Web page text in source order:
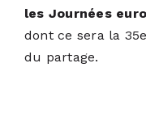
les Journées
dont ce sera la
du partage.